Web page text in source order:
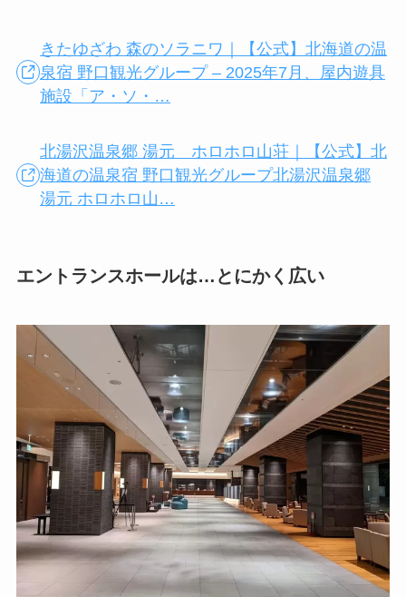
きたゆざわ 森のソラニワ｜【公式】北海道の温
泉宿 野口観光グループ – 2025年7月、屋内遊具
施設「ア・ソ・…
北湯沢温泉郷 湯元 ホロホロ山荘｜【公式】北
海道の温泉宿 野口観光グループ北湯沢温泉郷
湯元 ホロホロ山…
エントランスホールは…とにかく広い